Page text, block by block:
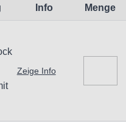
Verwendungszweck
kann zu Schäden und
1,7051
Info Menge
Zeige Info